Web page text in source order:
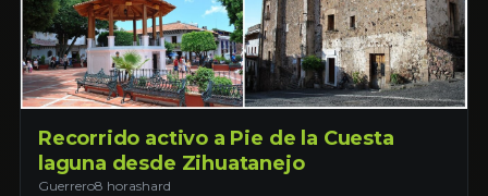
Recorrido activo a Pie de la Cuesta
laguna desde Zihuatanejo
Guerrero8 horashard